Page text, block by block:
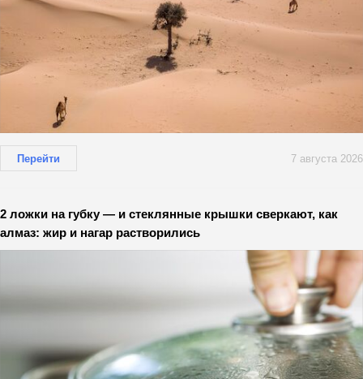
Перейти 7 августа 2026
2 ложки на губку — и стеклянные крышки сверкают, как
алмаз: жир и нагар растворились